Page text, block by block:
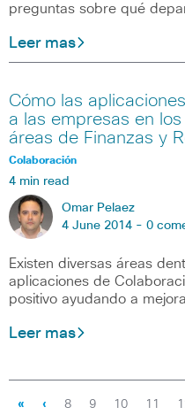
preguntas sobre qué
Leer mas
Cómo las
a las empresas en
áreas de Finanzas y
Colaboración
4 min read
Omar Pelaez
4 June 2014 - 0
Existen diversas áreas
aplicaciones de
positivo ayudando a
Leer mas
« ‹ 8 9 10 11